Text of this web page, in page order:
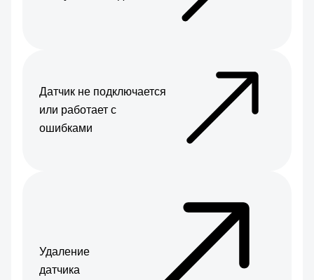
Датчик не подключается
или работает с
ошибками
Удаление
датчика